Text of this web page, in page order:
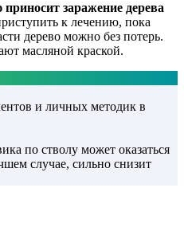
заражение дерева
к лечению, пока
дерево можно без потерь.
масляной краской.
и личных методик в
по стволу может оказаться
случае, сильно снизит